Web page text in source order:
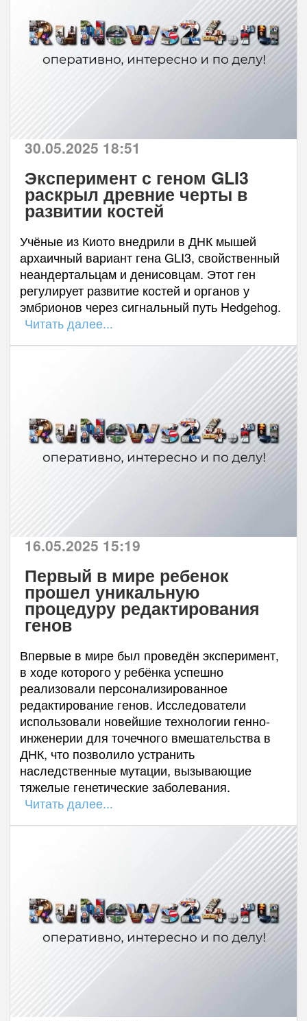
30.05.2025 18:51
Эксперимент с геном GLI3
раскрыл древние черты в
развитии костей
Учёные из Киото внедрили в ДНК мышей
архаичный вариант гена GLI3, свойственный
неандертальцам и денисовцам. Этот ген
регулирует развитие костей и органов у
эмбрионов через сигнальный путь Hedgehog.
Читать далее...
16.05.2025 15:19
Первый в мире ребенок
прошел уникальную
процедуру редактирования
генов
Впервые в мире был проведён эксперимент,
в ходе которого у ребёнка успешно
реализовали персонализированное
редактирование генов. Исследователи
использовали новейшие технологии генно-
инженерии для точечного вмешательства в
ДНК, что позволило устранить
наследственные мутации, вызывающие
тяжелые генетические заболевания.
Читать далее...